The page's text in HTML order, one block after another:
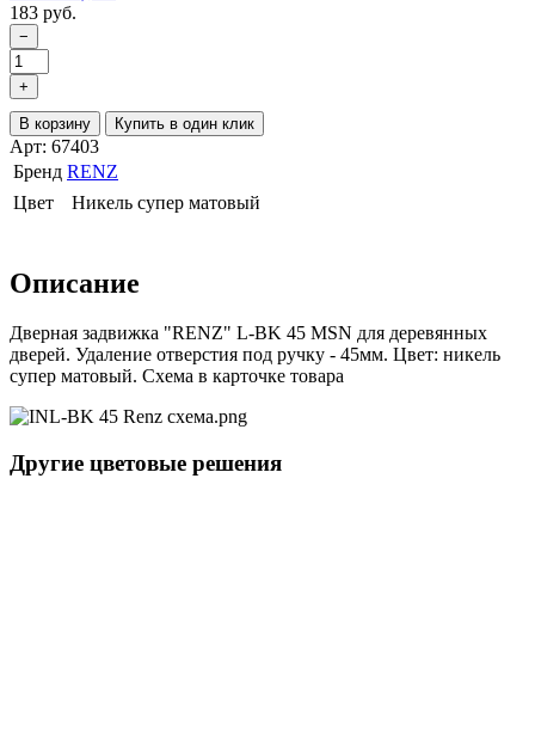
183 руб.
−
+
В корзину Купить в один клик
Арт: 67403
Бренд RENZ
Цвет
Никель супер матовый
Описание
Дверная задвижка "RENZ" L-BK 45 MSN для деревянных
дверей. Удаление отверстия под ручку - 45мм. Цвет: никель
супер матовый. Схема в карточке товара
Другие цветовые решения